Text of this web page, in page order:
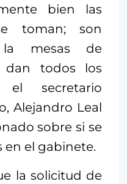
bien las
toman; son
la mesas de
dan todos los
el secretario
Alejandro Leal
sobre si se
en el gabinete.
la solicitud de